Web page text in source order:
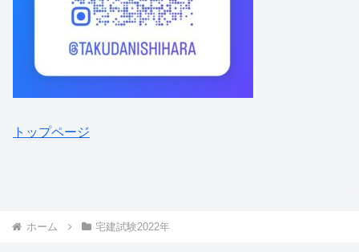
トップページ
ホーム 宅建試験2022年